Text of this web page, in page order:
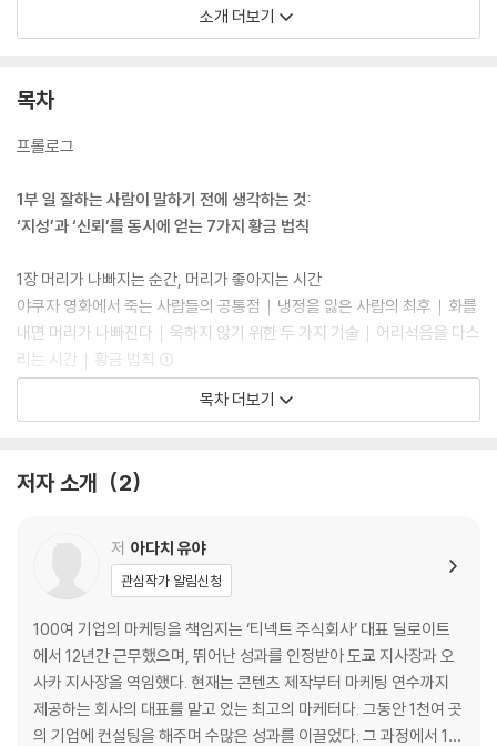
년 구력의 쟁쟁한 경영자들을 상대해 오면서 사람들의 의사소통이 서툰 이
유가 말주변이 없어서가 아니라, 생각에 빈틈이 있기 때문임을 깨달았다.
할 7가지 황금 법칙, ‘지성’과 ‘신뢰’를 얻는 5가지 사고법을 통해 말주변이
하는 자기계발서다. 대화의 스킬만 강조했던 기존 화술 책과 다르게, 이 책
다. 사소한 대화 스킬만으로 극복할 수 없었던 말하기의 고민이 말끔히 해
결되어 당신도 주변으로부터 인정받을 수 있음은 물론이고 인간관계로부
소개 더보기
목차
프롤로그
1부 일 잘하는 사람이 말하기 전에 생각하는 것:
‘지성’과 ‘신뢰’를 동시에 얻는 7가지 황금 법칙
1장 머리가 나빠지는 순간, 머리가 좋아지는 시간
야쿠자 영화에서 죽는 사람들의 공통점｜냉정을 잃은 사람의 최후｜화를
내면 머리가 나빠진다｜욱하지 않기 위한 두 가지 기술｜어리석음을 다스
리는 시간｜황금 법칙 ①
2장 일 잘하는 것을 결정하는 이는 누구인가?
이 사고를 심화하는 법｜왜 논리적 사고가 중요한가?｜‘타인에 의해 결정
3장 입사 1년 차가 30년 경력 사장에게 조언할 수 있는 이유
영리한 척하지 말고 영리하게 굴어라｜회의에서 가장 먼저 말하라｜신뢰
는 마음을 움직인다｜‘어떻게 생각해?’라는 질문에 어떻게 답할까?｜황
금 법칙 ③
4장 일 잘하는 사람은 ‘논파’하지 않는다
일단 논파하려는 사람｜클레임 응대 달인들의 특징｜이기고 지는 것에 연
목차 더보기
저자 소개 2
저 아다치 유야
관심작가 알림신청
100여 기업의 마케팅을 책임지는 ‘티넥트 주식회사’ 대표 딜로이트
에서 12년간 근무했으며, 뛰어난 성과를 인정받아 도쿄 지사장과 오
사카 지사장을 역임했다. 현재는 콘텐츠 제작부터 마케팅 연수까지
제공하는 회사의 대표를 맡고 있는 최고의 마케터다. 그동안 1천여 곳
의 기업에 컨설팅을 해주며 수많은 성과를 이끌었다. 그 과정에서 1만